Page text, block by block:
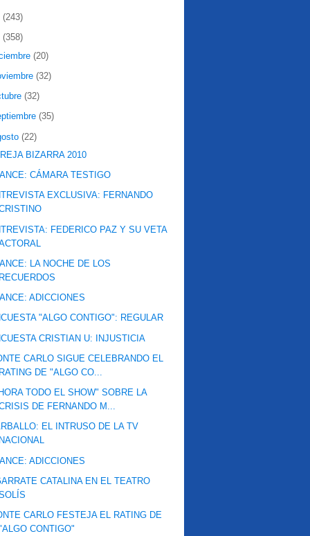
(243)
(358)
(20)
(32)
(32)
(35)
(22)
BIZARRA 2010
CÁMARA TESTIGO
EXCLUSIVA: FERNANDO
FEDERICO PAZ Y SU VETA
LA NOCHE DE LOS
ADICCIONES
"ALGO CONTIGO": REGULAR
CRISTIAN U: INJUSTICIA
CARLO SIGUE CELEBRANDO EL
DE "ALGO CO...
TODO EL SHOW" SOBRE LA
DE FERNANDO M...
EL INTRUSO DE LA TV
ADICCIONES
CATALINA EN EL TEATRO
CARLO FESTEJA EL RATING DE
CONTIGO"